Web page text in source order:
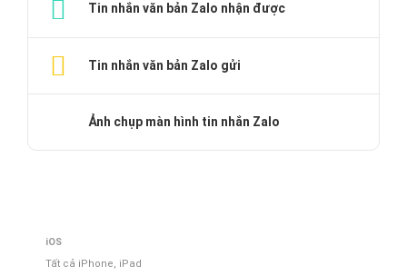
Tin nhắn văn bản Zalo nhận được
Tin nhắn văn bản Zalo gửi
Ảnh chụp màn hình tin nhắn Zalo
iOS
Tất cả iPhone, iPad